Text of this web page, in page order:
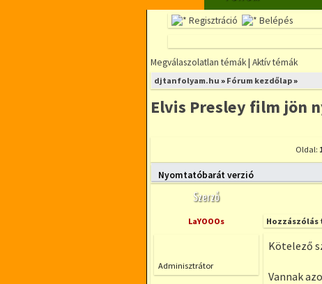
Regisztráció Belépés
Megválaszolatlan témák| Aktív témák
djtanfolyam.hu » Fórum kezdőlap»
Elvis Presley film jön
Új téma nyitása
Oldal:
Nyomtatóbarát verzió
Szerző
LaYOOOs Hozzászólás
Adminisztrátor
Kötelező
Vannak